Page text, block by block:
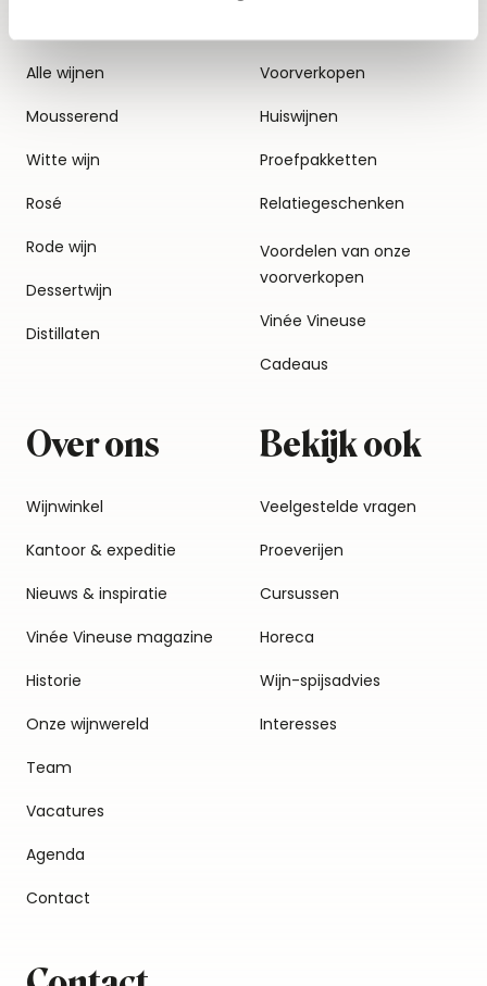
Alle wijnen
Mousserend
Witte wijn
Rosé
Rode wijn
Dessertwijn
Distillaten
Thema's
Voorverkopen
Huiswijnen
Proefpakketten
Relatiegeschenken
Voordelen van onze
voorverkopen
Vinée Vineuse
Cadeaus
Over ons
Wijnwinkel
Kantoor & expeditie
Nieuws & inspiratie
Vinée Vineuse magazine
Historie
Onze wijnwereld
Team
Vacatures
Agenda
Contact
Bekijk ook
Veelgestelde vragen
Proeverijen
Cursussen
Horeca
Wijn-spijsadvies
Interesses